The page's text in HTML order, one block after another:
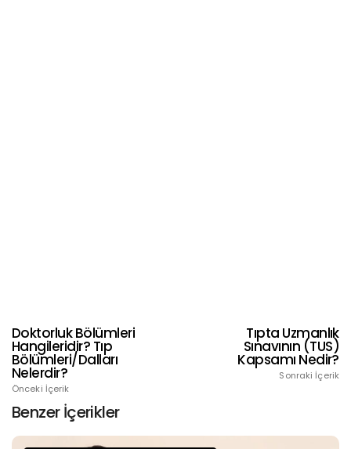
Doktorluk Bölümleri
Hangileridir? Tıp
Bölümleri/Dalları
Nelerdir?
Önceki İçerik
Tıpta Uzmanlık
Sınavının (TUS)
Kapsamı Nedir?
Sonraki İçerik
Benzer İçerikler